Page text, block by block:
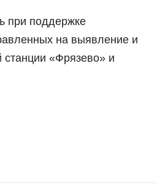
при поддержке
на выявление и
станции «Фрязево» и